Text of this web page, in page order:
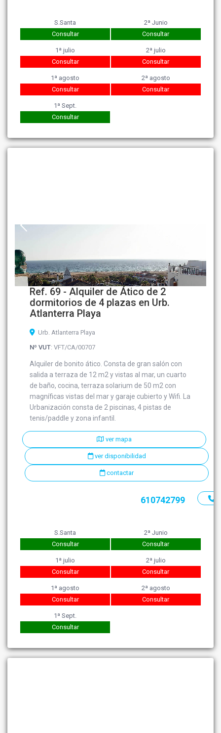
S.Santa
Consultar
2ª Junio
Consultar
1ª julio
Consultar
2ª julio
Consultar
1ª agosto
Consultar
2ª agosto
Consultar
1ª Sept.
Consultar
Ref. 69 - Alquiler de Ático de 2
dormitorios de 4 plazas en Urb.
Atlanterra Playa
Urb. Atlanterra Playa
Nº VUT: VFT/CA/00707
Alquiler de bonito ático. Consta de gran salón con
salida a terraza de 12 m2 y vistas al mar, un cuarto
de baño, cocina, terraza solarium de 50 m2 con
magníficas vistas del mar y garaje cubierto y Wifi. La
Urbanización consta de 2 piscinas, 4 pistas de
tenis/paddle y zona infantil.
ver mapa
ver disponibilidad
contactar
610742799
S.Santa
Consultar
2ª Junio
Consultar
1ª julio
Consultar
2ª julio
Consultar
1ª agosto
Consultar
2ª agosto
Consultar
1ª Sept.
Consultar